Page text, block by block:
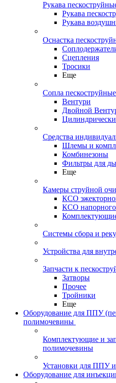
Рукава
Рукава
Рукава
Оснастка
Сцепления
Тросики
Еще
Сопла пескоструйные
Вентури
Двойной
Средства
Шлемы и
Комбинезоны
Фильтры для
Еще
Камеры струйной
КСО
КСО напорного
Системы сбора и
Устройства для
Запчасти к
Затворы
Прочее
Тройники
Еще
Оборудование для ППУ
полимочевины
Комплектующие и
полимочевины
Установки для ППУ
Оборудование для